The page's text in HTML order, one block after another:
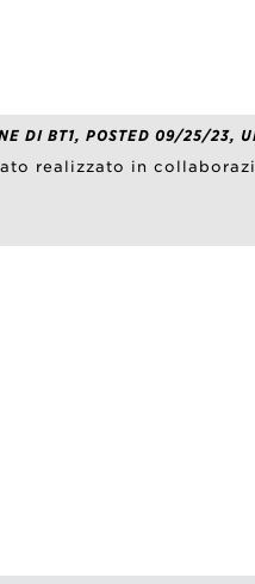
DI BT1, POSTED 09/25/23,
realizzato in